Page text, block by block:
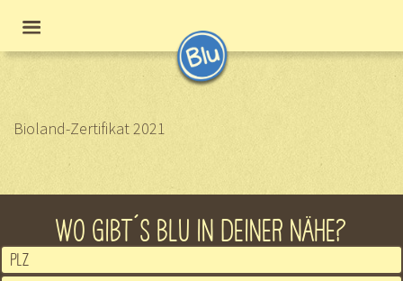
Bioland-Zertifikat 2021
WO GIBT´S BLU IN DEINER NÄHE?